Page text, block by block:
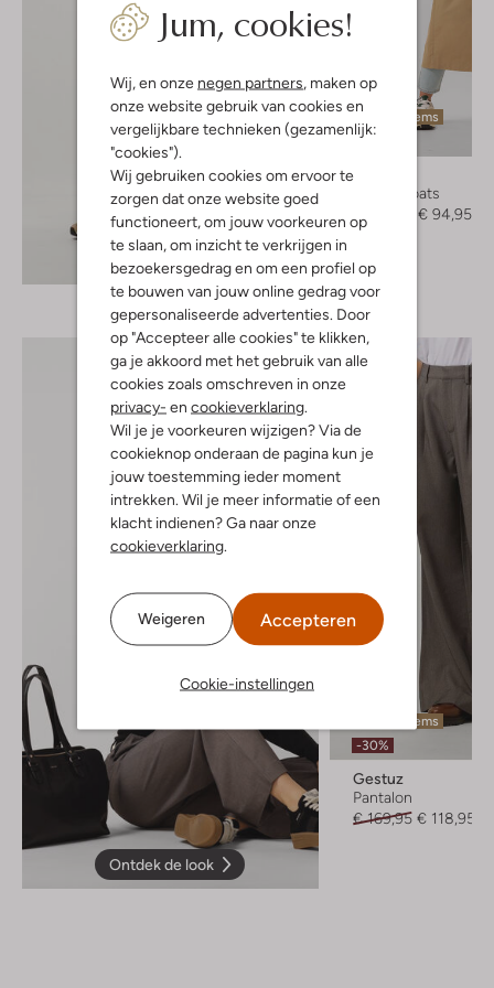
Jum, cookies!
Wij, en onze negen partners , maken op
onze website gebruik van cookies en
vergelijkbare technieken (gezamenlijk:
"cookies").
Wij gebruiken cookies om ervoor te
zorgen dat onze website goed
functioneert, om jouw voorkeuren op
te slaan, om inzicht te verkrijgen in
bezoekersgedrag en om een profiel op
te bouwen van jouw online gedrag voor
gepersonaliseerde advertenties. Door
op "Accepteer alle cookies" te klikken,
ga je akkoord met het gebruik van alle
cookies zoals omschreven in onze
privacy- en cookieverklaring
Wil je je voorkeuren wijzigen? Via de
cookieknop onderaan de pagina kun je
jouw toestemming ieder moment
intrekken. Wil je meer informatie of een
klacht indienen? Ga naar onze
cookieverklaring
Weigeren Accepteren
Cookie-instellingen
Ontdek de look
Laatste items
-50%
Envii
Trenchcoats
€ 94,95
Ontdek de look
Laatste items
-30%
Gestuz
Pantalon
€ 169,95 € 118,95